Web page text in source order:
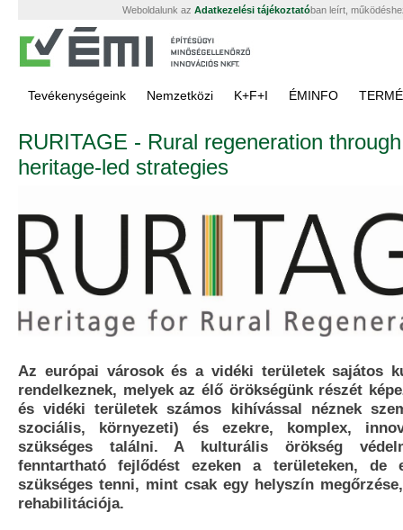
Weboldalunk az Adatkezelési tájékoztatóban leírt,
Tevékenységeink Nemzetközi K+F+I ÉMINFO
RURITAGE - Rural regeneration
heritage-led strategies
Az európai városok és a vidéki területek sajátos
rendelkeznek, melyek az élő örökségünk részét
és vidéki területek számos kihívással néznek
szociális, környezeti) és ezekre, komplex,
szükséges találni. A kulturális örökség
fenntartható fejlődést ezeken a területeken, de
szükséges tenni, mint csak egy helyszín
rehabilitációja.